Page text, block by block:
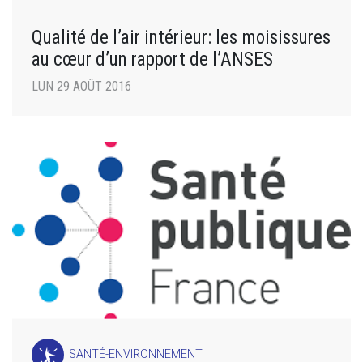
Qualité de l’air intérieur: les moisissures
au cœur d’un rapport de l’ANSES
LUN 29 AOÛT 2016
SANTÉ-ENVIRONNEMENT